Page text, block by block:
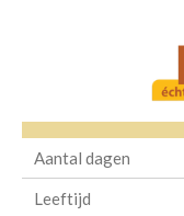
Aantal dagen
Leeftijd